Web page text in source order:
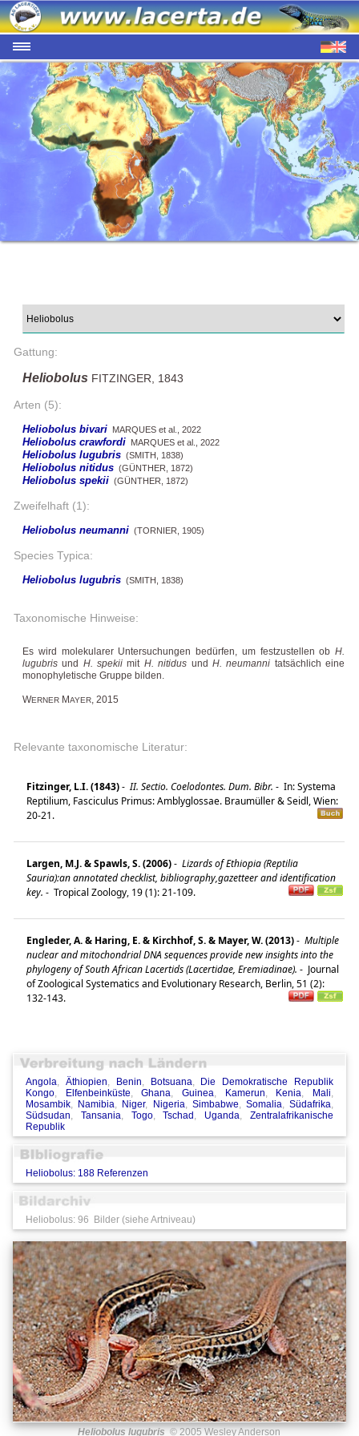
Gattung:
Heliobolus FITZINGER, 1843
Arten (5):
Heliobolus bivari MARQUES et al., 2022
Heliobolus crawfordi MARQUES et al., 2022
Heliobolus lugubris (SMITH, 1838)
Heliobolus nitidus (GÜNTHER, 1872)
Heliobolus spekii (GÜNTHER, 1872)
Zweifelhaft (1):
Heliobolus neumanni (TORNIER, 1905)
Species Typica:
Heliobolus lugubris (SMITH, 1838)
Taxonomische Hinweise:
Es wird molekularer Untersuchungen bedürfen, um festzustellen ob H.
lugubris und H. spekii mit H. nitidus und H. neumanni tatsächlich eine
monophyletische Gruppe bilden.
WERNER MAYER , 2015
Relevante taxonomische Literatur:
Fitzinger, L.I. (1843)- II. Sectio. Coelodontes. Dum. Bibr. - In: Systema
Reptilium, Fasciculus Primus: Amblyglossae. Braumüller & Seidl, Wien:
20-21.
Largen, M.J. & Spawls, S. (2006)- Lizards of Ethiopia (Reptilia
Sauria):an annotated checklist, bibliography,gazetteer and identification
key. - Tropical Zoology, 19 (1): 21-109.
Engleder, A. & Haring, E. & Kirchhof, S. & Mayer, W. (2013)- Multiple
nuclear and mitochondrial DNA sequences provide new insights into the
phylogeny of South African Lacertids (Lacertidae, Eremiadinae). - Journal
of Zoological Systematics and Evolutionary Research, Berlin, 51 (2):
132-143.
Angola, Äthiopien, Benin, Botsuana, Die Demokratische Republik
Kongo, Elfenbeinküste,Ghana,Guinea, Kamerun, Kenia, Mali,
Mosambik, Namibia, Niger, Nigeria, Simbabwe, Somalia,Südafrika,
Südsudan, Tansania, Togo,Tschad, Uganda, Zentralafrikanische
Republik
Heliobolus: 188 Referenzen
Heliobolus: 96 Bilder (siehe Artniveau)
Heliobolus lugubris© 2005 Wesley Anderson